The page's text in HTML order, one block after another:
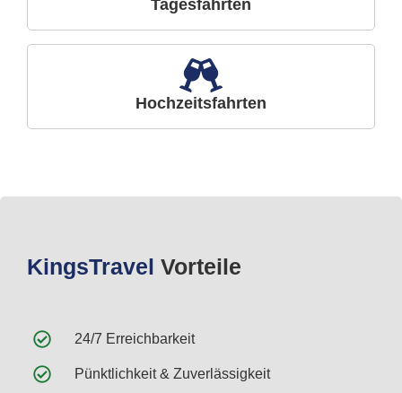
Tagesfahrten
Hochzeitsfahrten
KingsTravel Vorteile
24/7 Erreichbarkeit
Pünktlichkeit & Zuverlässigkeit